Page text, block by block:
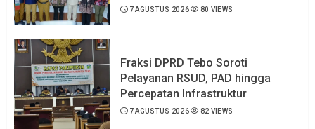
7 AGUSTUS 2026 80 VIEWS
Fraksi DPRD Tebo Soroti
Pelayanan RSUD, PAD hingga
Percepatan Infrastruktur
7 AGUSTUS 2026 82 VIEWS